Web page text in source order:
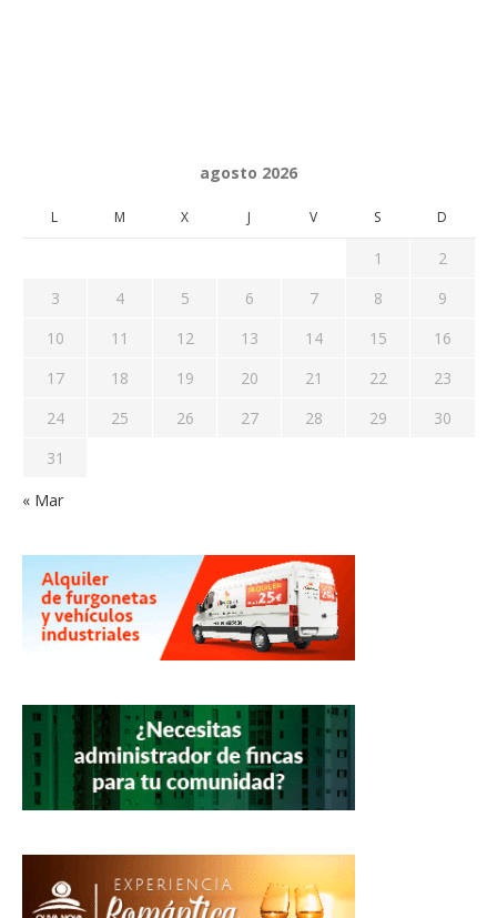
agosto 2026
L M X J V S D
1
2
3
4 5 6 7 8
9
10
11 12 13 14 15
16
17
18 19 20 21 22
23
24
25 26 27 28 29
30
31
« Mar